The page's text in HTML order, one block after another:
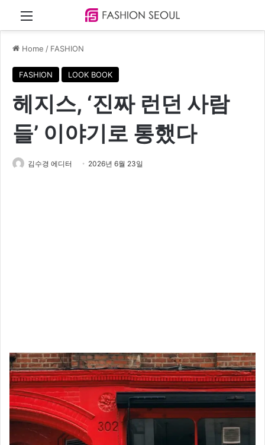
Menu
Home / FASHION
FASHION LOOK BOOK
헤지스, ‘진짜 런던 사람
들’ 이야기로 통했다
김수경 에디터 2026년 6월 23일